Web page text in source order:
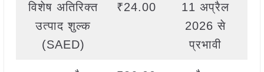
विशेष अतिरिक्त
उत्पाद शुल्क
(SAED)
₹24.00
11 अप्रैल
2026 से
प्रभावी